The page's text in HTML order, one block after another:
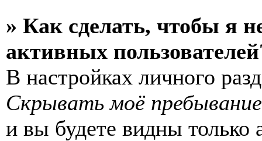
» Как сделать, чтобы я
активных
В настройках личного
Скрывать моё
и вы будете видны только